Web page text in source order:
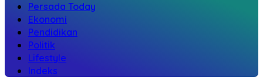
Persada Today
Ekonomi
Pendidikan
Politik
Lifestyle
Indeks